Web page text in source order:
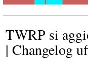
TWRP si
| Changelog